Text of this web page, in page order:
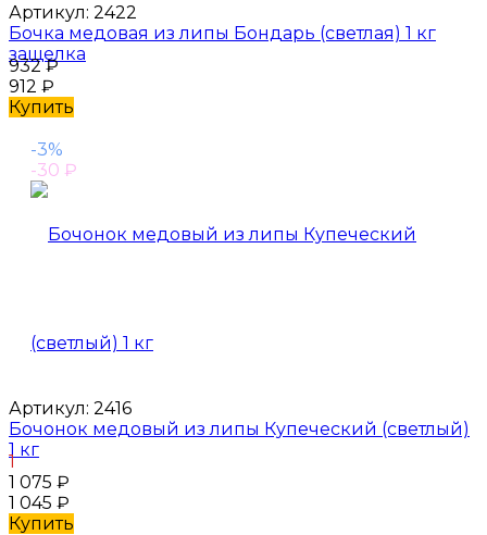
Артикул: 2422
Бочка медовая из липы Бондарь (светлая) 1 кг
защелка
932₽
912 ₽
Купить
-3%
-30 ₽
Артикул: 2416
Бочонок медовый из липы Купеческий (светлый)
1 кг
1
1 075 ₽
1 045 ₽
Купить